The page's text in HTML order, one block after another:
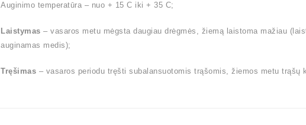
Auginimo temperatūra – nuo + 15 C iki + 35 C;
Laistymas – vasaros metu mėgsta daugiau drėgmės, žiemą laistoma mažiau
auginamas medis);
Tręšimas – vasaros periodu tręšti subalansuotomis trąšomis, žiemos metu trąšų